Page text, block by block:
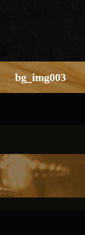
bg_img003